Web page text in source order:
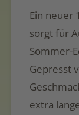
Ein neuer
sorgt für
Sommer-
Gepresst
extra